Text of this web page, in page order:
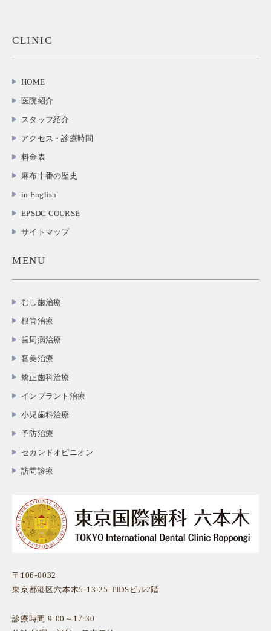
CLINIC
HOME
医院紹介
スタッフ紹介
アクセス・診療時間
料金表
麻布十番の歴史
in English
EPSDC COURSE
サイトマップ
MENU
むし歯治療
根管治療
歯周病治療
審美治療
矯正歯科治療
インプラント治療
小児歯科治療
予防治療
セカンドオピニオン
訪問診療
〒106-0032
東京都港区六本木5-13-25 TIDSビル2階
診療時間 9:00～17:30